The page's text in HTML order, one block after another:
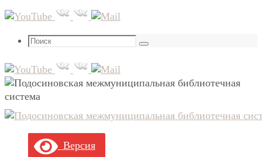
Перейти
содержимому
Что
Поиск
Версия